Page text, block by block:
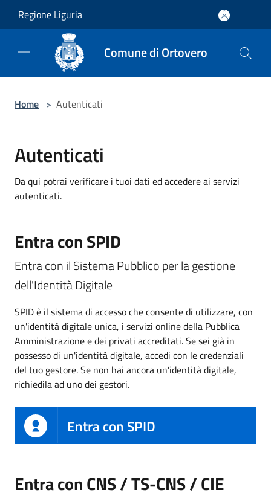
Regione Liguria
Comune di Ortovero
Home > Autenticati
Autenticati
Da qui potrai verificare i tuoi dati ed accedere ai servizi
autenticati.
Entra con SPID
Entra con il Sistema Pubblico per la gestione
dell'Identità Digitale
SPID è il sistema di accesso che consente di utilizzare, con
un'identità digitale unica, i servizi online della Pubblica
Amministrazione e dei privati accreditati. Se sei già in
possesso di un'identità digitale, accedi con le credenziali
del tuo gestore. Se non hai ancora un'identità digitale,
richiedila ad uno dei gestori.
Entra con SPID
Entra con CNS / TS-CNS / CIE